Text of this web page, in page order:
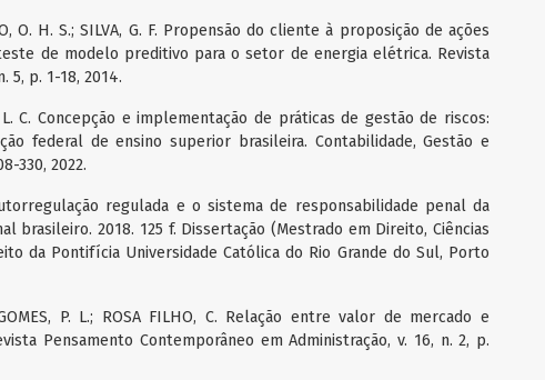
O. H. S.; SILVA, G. F. Propensão do cliente à proposição de ações
de modelo preditivo para o setor de energia elétrica. Revista
5, p. 1-18, 2014.
L. C. Concepção e implementação de práticas de gestão de riscos:
federal de ensino superior brasileira. Contabilidade, Gestão e
330, 2022.
regulada e o sistema de responsabilidade penal da
brasileiro. 2018. 125 f. Dissertação (Mestrado em Direito, Ciências
da Pontifícia Universidade Católica do Rio Grande do Sul, Porto
P. L.; ROSA FILHO, C. Relação entre valor de mercado e
Pensamento Contemporâneo em Administração, v. 16, n. 2, p.